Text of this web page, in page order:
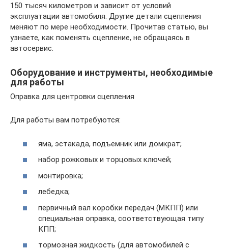
150 тысяч километров и зависит от условий
эксплуатации автомобиля. Другие детали сцепления
меняют по мере необходимости. Прочитав статью, вы
узнаете, как поменять сцепление, не обращаясь в
автосервис.
Оборудование и инструменты, необходимые
для работы
Оправка для центровки сцепления
Для работы вам потребуются:
яма, эстакада, подъемник или домкрат;
набор рожковых и торцовых ключей;
монтировка;
лебедка;
первичный вал коробки передач (МКПП) или
специальная оправка, соответствующая типу
КПП;
тормозная жидкость (для автомобилей с